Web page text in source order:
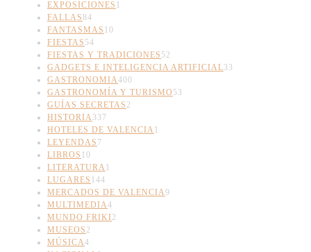
EXPOSICIONES 1
FALLAS84
FANTASMAS 10
FIESTAS 54
FIESTAS Y TRADICIONES 52
GADGETS E INTELIGENCIA ARTIFICIAL33
GASTRONOMIA400
GASTRONOMÍA Y TURISMO 53
GUÍAS SECRETAS 2
HISTORIA337
HOTELES DE VALENCIA1
LEYENDAS 7
LIBROS 10
LITERATURA1
LUGARES 144
MERCADOS DE VALENCIA9
MULTIMEDIA4
MUNDO FRIKI2
MUSEOS 2
MÚSICA4